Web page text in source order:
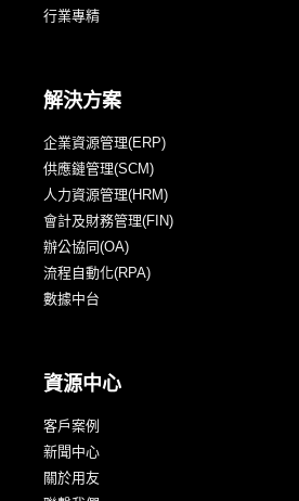
行業專精
解決方案
企業資源管理(ERP)
供應鏈管理(SCM)
人力資源管理(HRM)
會計及財務管理(FIN)
辦公協同(OA)
流程自動化(RPA)
數據中台
資源中心
客戶案例
新聞中心
關於用友